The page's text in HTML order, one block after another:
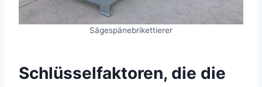
Sägespänebrikettierer
Schlüsselfaktoren, die die